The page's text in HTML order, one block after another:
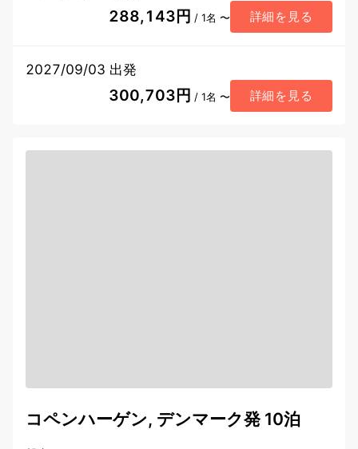
288,143円 / 1名 〜 詳細を見る
2027/09/03 出発
300,703円 / 1名 〜 詳細を見る
コペンハーゲン, デンマーク発 10泊